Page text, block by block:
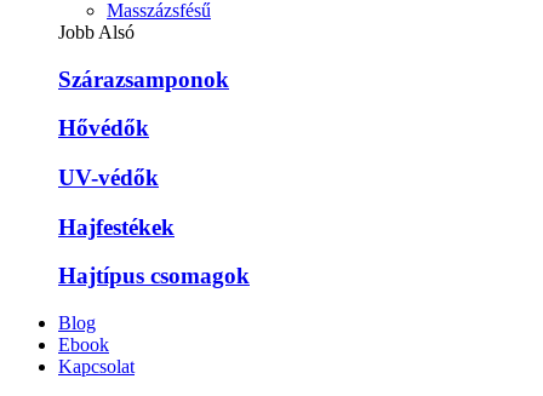
Masszázsfésű
Jobb Alsó
Szárazsamponok
Hővédők
UV-védők
Hajfestékek
Hajtípus csomagok
Blog
Ebook
Kapcsolat